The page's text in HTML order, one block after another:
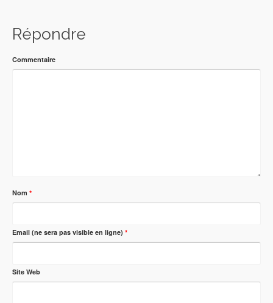
Répondre
Commentaire
Nom *
Email (ne sera pas visible en ligne) *
Site Web